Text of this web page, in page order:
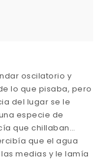
oscilatorio y
lo que pisaba, pero
del lugar se le
especie de
que chillaban…
que el agua
medias y le lamía